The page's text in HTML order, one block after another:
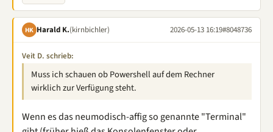
HK Harald K.(kirnbichler) 2026-05-13 16:19#8048736
Veit D. schrieb:
Muss ich schauen ob Powershell auf dem Rechner
wirklich zur Verfügung steht.
Wenn es das neumodisch-affig so genannte "Terminal"